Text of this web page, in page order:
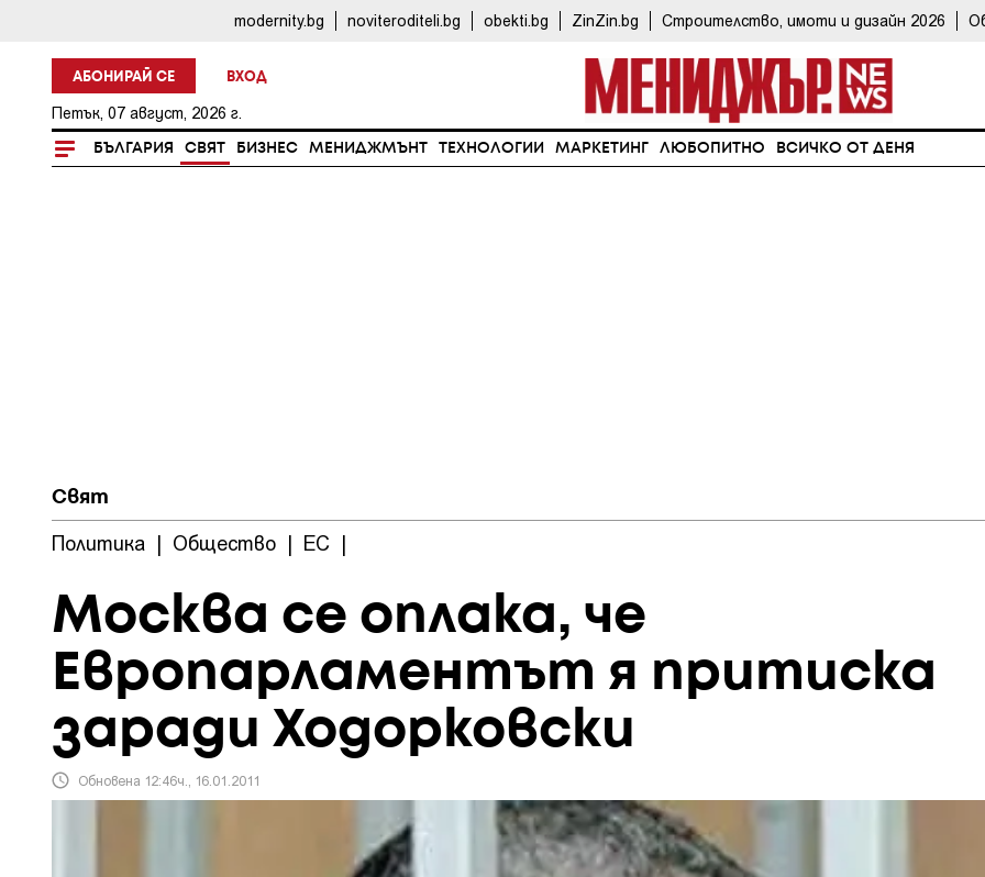
modernity.bg noviteroditeli.bg obekti.bg ZinZin.bg Строителство, имоти и дизайн 2026
АБОНИРАЙ СЕ ВХОД
Петък, 07 август, 2026 г.
БЪЛГАРИЯ СВЯТ БИЗНЕС МЕНИДЖМЪНТ ТЕХНОЛОГИИ МАРКЕТИНГ ЛЮБОПИТНО ВСИЧКО ОТ ДЕНЯ
Свят
Политика | Общество | ЕС |
Москва се оплака, че
Европарламентът я притиска
заради Ходорковски
Обновена 12:46ч., 16.01.2011